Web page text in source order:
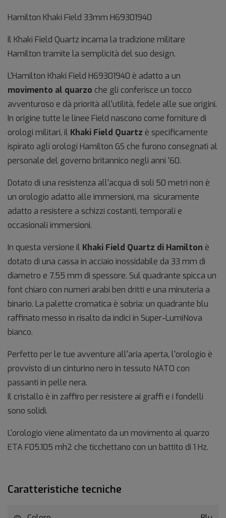
Hamilton Khaki Field 33mm H69301940
Il Khaki Field Quartz incarna la tradizione militare
Hamilton tramite la semplicità del suo design.
L'Hamilton Khaki Field H69301940 è adatto a un
movimento al quarzo che gli conferisce un tocco
avventuroso e dà priorità all'utilità, fedele alle sue origini.
In origine tutte le linee Field nascono come forniture di
orologi militari, il Khaki Field Quartz è specificamente
ispirato agli orologi Hamilton GS che furono consegnati al
personale del governo britannico negli anni '60.
Dotato di una resistenza all'acqua di soli 50 metri non è
un orologio adatto alle immersioni, ma sicuramente
adatto a resistere a schizzi costanti, temporali e
occasionali immersioni.
In questa versione il Khaki Field Quartz di Hamilton è
dotato di una cassa in acciaio inossidabile da 33 mm di
diametro e 7.55 mm di spessore. Sul quadrante spicca un
font chiaro con numeri arabi ben dritti e una minuteria a
binario. La palette cromatica è sobria: un quadrante blu
raffinato messo in risalto da indici in Super-LumiNova
bianco.
Perfetto per le tue avventure all'aria aperta, l'orologio è
provvisto di un cinturino nero in tessuto NATO con
passanti in pelle nera.
Il cristallo è in zaffiro per resistere ai graffi e i fondelli
sono solidi.
L'orologio viene alimentato da un movimento al quarzo
ETA F05.105 mh2 che ticchettano con un battito di 1 Hz.
Caratteristiche tecniche